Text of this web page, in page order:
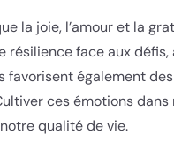
la joie, l’amour et la
résilience face aux
favorisent également
ces émotions
qualité de vie.